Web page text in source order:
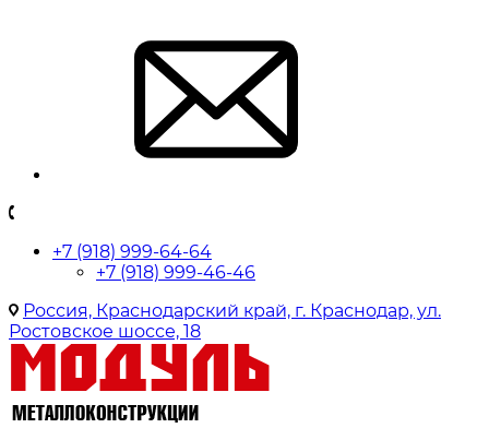
+7 (918) 999-64-64
+7 (918) 999-46-46
Россия, Краснодарский край, г. Краснодар, ул.
Ростовское шоссе, 18